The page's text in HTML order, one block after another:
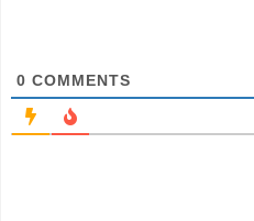
0 COMMENTS